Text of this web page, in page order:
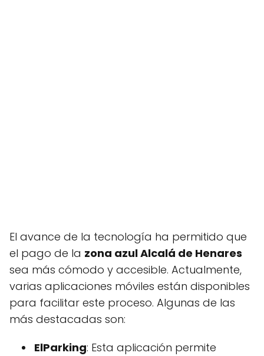
El avance de la tecnología ha permitido que
el pago de la zona azul Alcalá de Henares
sea más cómodo y accesible. Actualmente,
varias aplicaciones móviles están disponibles
para facilitar este proceso. Algunas de las
más destacadas son:
ElParking: Esta aplicación permite